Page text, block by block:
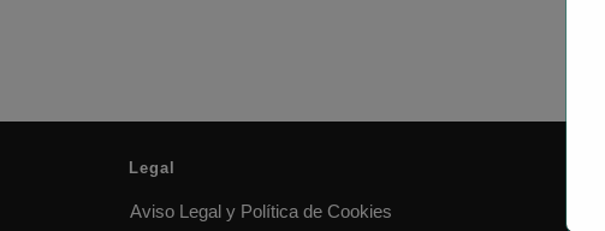
Legal
Aviso Legal y Política de Cookies